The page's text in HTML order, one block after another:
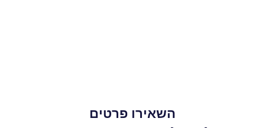
השאירו פרטים